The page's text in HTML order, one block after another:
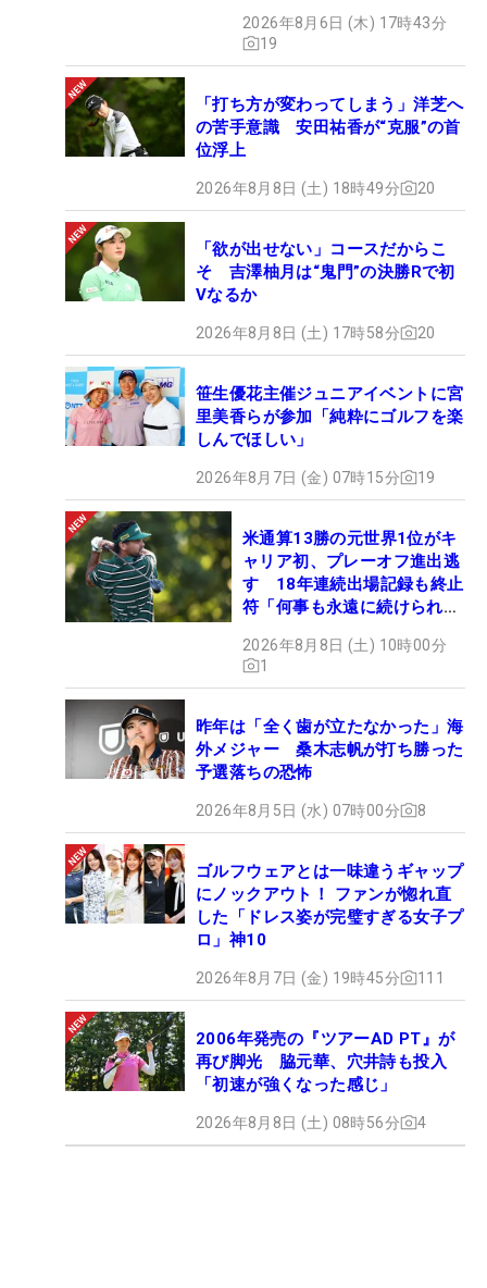
2026年8月6日 (木) 17時43分
19
「打ち方が変わってしまう」洋芝へ
の苦手意識 安田祐香が“克服”の首
位浮上
2026年8月8日 (土) 18時49分 20
「欲が出せない」コースだからこ
そ 吉澤柚月は“鬼門”の決勝Rで初
Vなるか
2026年8月8日 (土) 17時58分 20
笹生優花主催ジュニアイベントに宮
里美香らが参加「純粋にゴルフを楽
しんでほしい」
2026年8月7日 (金) 07時15分 19
米通算13勝の元世界1位がキ
ャリア初、プレーオフ進出逃
す 18年連続出場記録も終止
符「何事も永遠に続けられな
2026年8月8日 (土) 10時00分
1
昨年は「全く歯が立たなかった」海
外メジャー 桑木志帆が打ち勝った
予選落ちの恐怖
2026年8月5日 (水) 07時00分 8
ゴルフウェアとは一味違うギャップ
にノックアウト！ ファンが惚れ直
した「ドレス姿が完璧すぎる女子プ
ロ」神10
2026年8月7日 (金) 19時45分 111
2006年発売の『ツアーAD PT』が
再び脚光 脇元華、穴井詩も投入
「初速が強くなった感じ」
2026年8月8日 (土) 08時56分 4